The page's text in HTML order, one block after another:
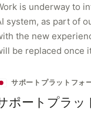
is underway to
system, as part of
the new
be replaced once
サポートプラットフォ
ポートプラッ